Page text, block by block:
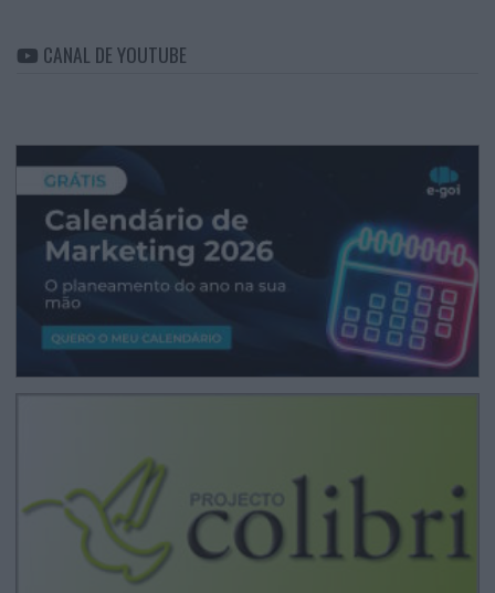
CANAL DE YOUTUBE